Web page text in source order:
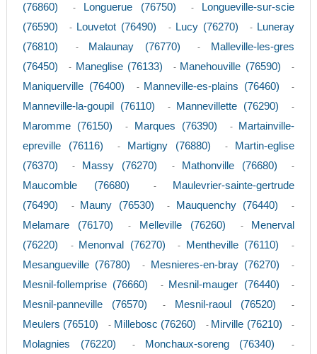
(76860)
- Longuerue (76750) -
Longueville-sur-scie
(76590)
- Louvetot (76490) - Lucy (76270) - Luneray
(76810)
- Malaunay (76770) -
Malleville-les-gres
(76450)
- Maneglise (76133) - Manehouville (76590) -
Maniquerville (76400) - Manneville-es-plains (76460) -
Manneville-la-goupil (76110) - Mannevillette (76290) -
Maromme (76150) - Marques (76390) -
Martainville-
epreville (76116)
- Martigny (76880) -
Martin-eglise
(76370)
- Massy (76270) - Mathonville (76680) -
Maucomble (76680) -
Maulevrier-sainte-gertrude
(76490)
- Mauny (76530) - Mauquenchy (76440) -
Melamare (76170) - Melleville (76260) -
Menerval
(76220)
- Menonval (76270) - Mentheville (76110) -
Mesangueville (76780) - Mesnieres-en-bray (76270) -
Mesnil-follemprise (76660) - Mesnil-mauger (76440) -
Mesnil-panneville (76570) - Mesnil-raoul (76520) -
Meulers (76510) - Millebosc (76260) - Mirville (76210) -
Molagnies (76220) - Monchaux-soreng (76340) -